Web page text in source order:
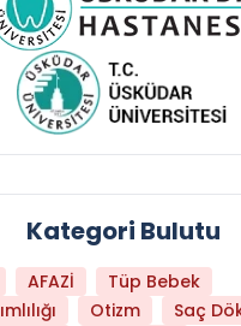
Kategori Bulutu
AFAZİ
Tüp Bebek
Otizm
Saç